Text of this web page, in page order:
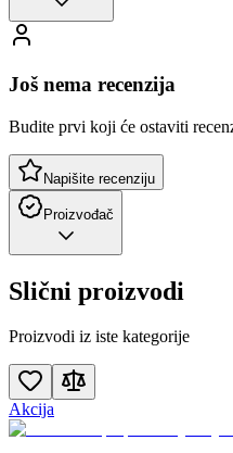
Još nema recenzija
Budite prvi koji će ostaviti
Napišite recenziju
Proizvođač
Slični proizvodi
Proizvodi iz iste kategorije
Akcija